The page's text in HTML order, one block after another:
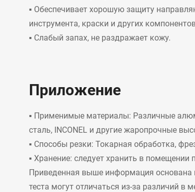
▪ Обеспечивает хорошую защиту
инструмента, краски и других
▪ Слабый запах, не раздражает кожу.
Приложение
▪ Применимые материалы: Различные
сталь, INCONEL и другие жаропрочные
▪ Способы резки: Токарная обработка,
▪ Хранение: следует хранить в помещении
Приведенная выше информация основана
теста могут отличаться из-за различий в